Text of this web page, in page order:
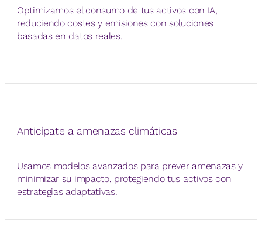
Optimizamos el consumo de tus activos con IA,
reduciendo costes y emisiones con soluciones
basadas en datos reales.
Anticípate a amenazas climáticas
Usamos modelos avanzados para prever amenazas y
minimizar su impacto, protegiendo tus activos con
estrategias adaptativas.